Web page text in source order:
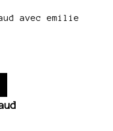
avec emilie